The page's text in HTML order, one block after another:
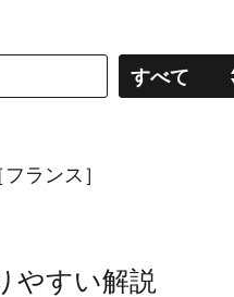
すべて
ランス］
やすい解説